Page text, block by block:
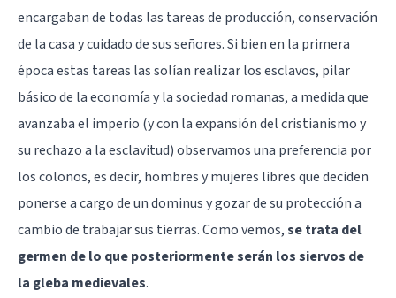
encargaban de todas las tareas de producción, conservación
de la casa y cuidado de sus señores. Si bien en la primera
época estas tareas las solían realizar los esclavos, pilar
básico de la economía y la sociedad romanas, a medida que
avanzaba el imperio (y con la expansión del cristianismo y
su rechazo a la esclavitud) observamos una preferencia por
los colonos, es decir, hombres y mujeres libres que deciden
ponerse a cargo de un dominus y gozar de su protección a
cambio de trabajar sus tierras. Como vemos,se trata del
germen de lo que posteriormente serán los siervos de
la gleba medievales.